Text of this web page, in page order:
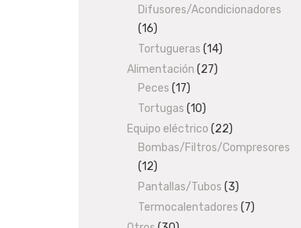
products
Difusores/Acondicionadores
1616
products
Tortugueras 1414
Alimentación 2727
Peces 1717
products
Tortugas 1010
products
Equipo eléctrico 2222
products
Bombas/Filtros/Compresores
1212
products
Pantallas/Tubos 33
products
Termocalentadores 77